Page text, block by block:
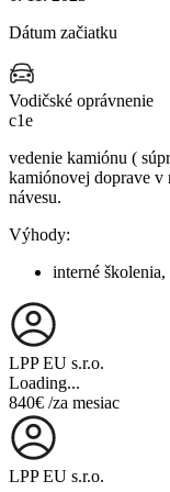
Dátum začiatku
Vodičské oprávnenie
c1e
vedenie kamiónu (
kamiónovej doprave
návesu.
Výhody:
interné
LPP EU s.r.o.
Loading...
840€ /za mesiac
LPP EU s.r.o.